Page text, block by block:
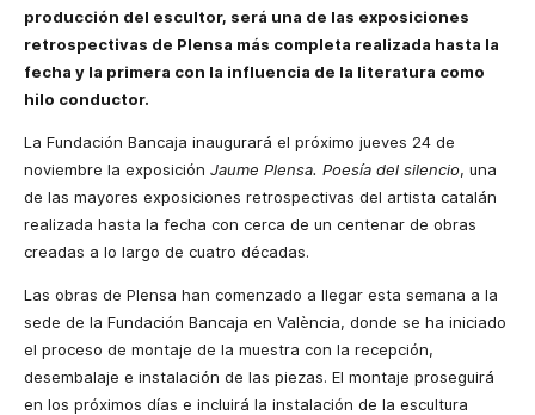
producción del escultor, será una de las exposiciones
retrospectivas de Plensa más completa realizada hasta la
fecha y la primera con la influencia de la literatura como
hilo conductor.
La Fundación Bancaja inaugurará el próximo jueves 24 de
noviembre la exposición Jaume Plensa. Poesía del silencio, una
de las mayores exposiciones retrospectivas del artista catalán
realizada hasta la fecha con cerca de un centenar de obras
creadas a lo largo de cuatro décadas.
Las obras de Plensa han comenzado a llegar esta semana a la
sede de la Fundación Bancaja en València, donde se ha iniciado
el proceso de montaje de la muestra con la recepción,
desembalaje e instalación de las piezas. El montaje proseguirá
en los próximos días e incluirá la instalación de la escultura